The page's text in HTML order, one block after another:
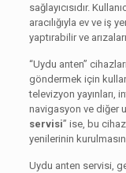
sağlayıcısıdır.
aracılığıyla ev ve iş
yaptırabilir ve
“Uydu anten”
göndermek için
televizyon yayınları,
navigasyon ve diğer
servisi” ise, bu
yenilerinin
Uydu anten servisi,